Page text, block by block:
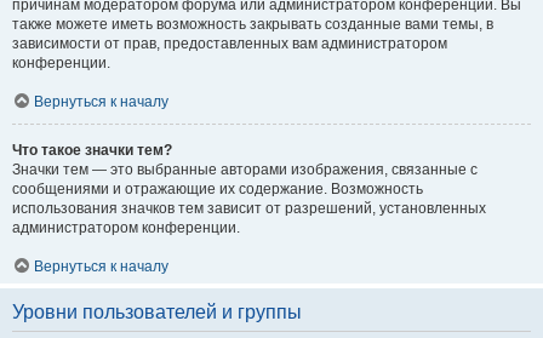
причинам модератором форума или администратором конференции. Вы
также можете иметь возможность закрывать созданные вами темы, в
зависимости от прав, предоставленных вам администратором
конференции.
Вернуться к началу
Что такое значки тем?
Значки тем — это выбранные авторами изображения, связанные с
сообщениями и отражающие их содержание. Возможность
использования значков тем зависит от разрешений, установленных
администратором конференции.
Вернуться к началу
Уровни пользователей и группы